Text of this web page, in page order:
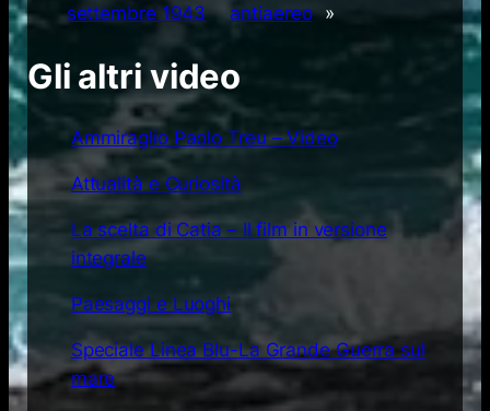
settembre 1943
antiaereo
»
Gli altri video
Ammiraglio Paolo Treu – Video
Attualità e Curiosità
La scelta di Catia – Il film in versione
integrale
Paesaggi e Luoghi
Speciale Linea Blu-La Grande Guerra sul
mare